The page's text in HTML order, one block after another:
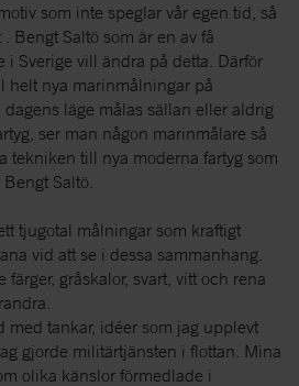
som inte speglar vår egen tid, så
Bengt Saltö som är en av få
i Sverige vill ändra på detta. Därför
helt nya marinmålningar på
läge målas sällan eller aldrig
ser man någon marinmålare så
tekniken till nya moderna fartyg som
Saltö.
tjugotal målningar som kraftigt
vid att se i dessa sammanhang.
gråskalor, svart, vitt och rena
med tankar, idéer som jag upplevt
gjorde militärtjänsten i flottan. Mina
olika känslor förmedlade i